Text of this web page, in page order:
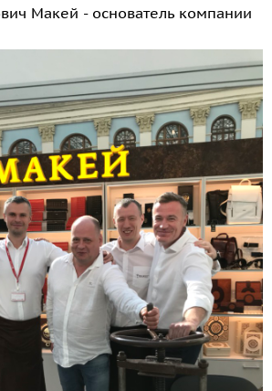
Макей - основатель компании